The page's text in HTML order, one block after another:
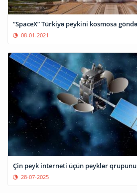
“SpaceX” Türkiyə peykini kosmosa
08-01-2021
Çin peyk interneti üçün peyklər qrupunu
28-07-2025